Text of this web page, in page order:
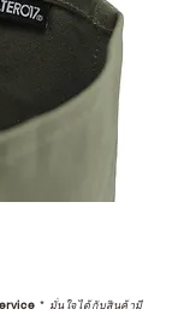
* มั่นใจได้กับสินค้ามี